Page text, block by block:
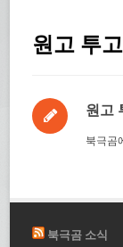
원고 투고
원고
북극곰
북극곰 소식